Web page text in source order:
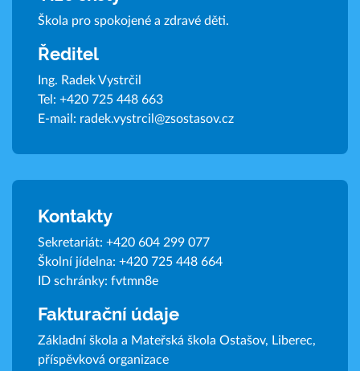
Škola pro spokojené a zdravé děti.
Ředitel
Ing. Radek Vystrčil
Tel: +420 725 448 663
E-mail: radek.vystrcil@zsostasov.cz
Kontakty
Sekretariát: +420 604 299 077
Školní jídelna: +420 725 448 664
ID schránky: fvtmn8e
Fakturační údaje
Základní škola a Mateřská škola Ostašov, Liberec,
příspěvková organizace